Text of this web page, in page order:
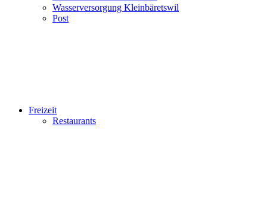
Wasserversorgung Kleinbäretswil
Post
Freizeit
Restaurants